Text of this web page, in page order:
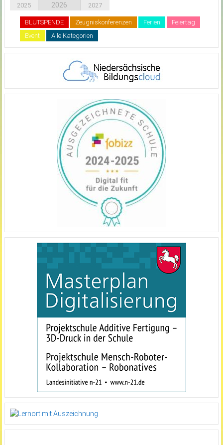
2025 2026 2027
BLUTSPENDE Zeugniskonferenzen Ferien
Feiertag
Event
Alle Kategorien